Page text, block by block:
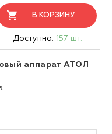
В КОРЗИНУ
Доступно: 157 шт.
аппарат АТОЛ